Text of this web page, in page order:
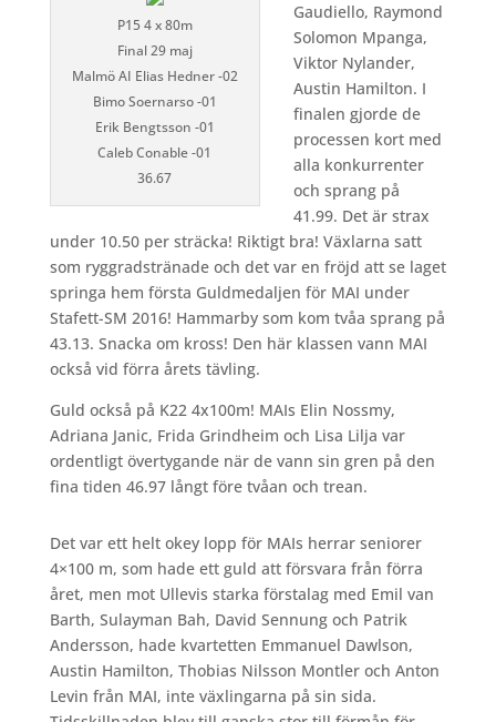
P15 4 x 80m
Final 29 maj
Malmö AI Elias Hedner -02
Bimo Soernarso -01
Erik Bengtsson -01
Caleb Conable -01
36.67
Gaudiello, Raymond
Solomon Mpanga,
Viktor Nylander,
Austin Hamilton. I
finalen gjorde de
processen kort med
alla konkurrenter
och sprang på
41.99. Det är strax
under 10.50 per sträcka! Riktigt bra! Växlarna satt
som ryggradstränade och det var en fröjd att se laget
springa hem första Guldmedaljen för MAI under
Stafett-SM 2016! Hammarby som kom tvåa sprang på
43.13. Snacka om kross! Den här klassen vann MAI
också vid förra årets tävling.
Guld också på K22 4x100m! MAIs Elin Nossmy,
Adriana Janic, Frida Grindheim och Lisa Lilja var
ordentligt övertygande när de vann sin gren på den
fina tiden 46.97 långt före tvåan och trean.
Det var ett helt okey lopp för MAIs herrar seniorer
4×100 m, som hade ett guld att försvara från förra
året, men mot Ullevis starka förstalag med Emil van
Barth, Sulayman Bah, David Sennung och Patrik
Andersson, hade kvartetten Emmanuel Dawlson,
Austin Hamilton, Thobias Nilsson Montler och Anton
Levin från MAI, inte växlingarna på sin sida.